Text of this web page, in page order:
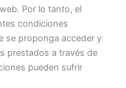
Por lo tanto, el
condiciones
se proponga acceder y
prestados a través de
pueden sufrir